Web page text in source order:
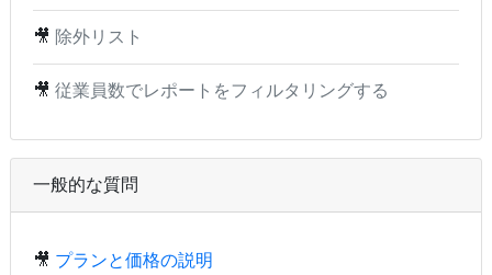
🎥 除外リスト
🎥 従業員数でレポートをフィルタリングする
一般的な質問
🎥 プランと価格の説明